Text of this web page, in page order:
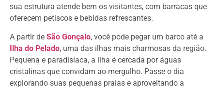
sua estrutura atende bem os visitantes, com barracas que
oferecem petiscos e bebidas refrescantes.
A partir de São Gonçalo, você pode pegar um barco até a
Ilha do Pelado, uma das ilhas mais charmosas da região.
Pequena e paradisíaca, a ilha é cercada por águas
cristalinas que convidam ao mergulho. Passe o dia
explorando suas pequenas praias e aproveitando a